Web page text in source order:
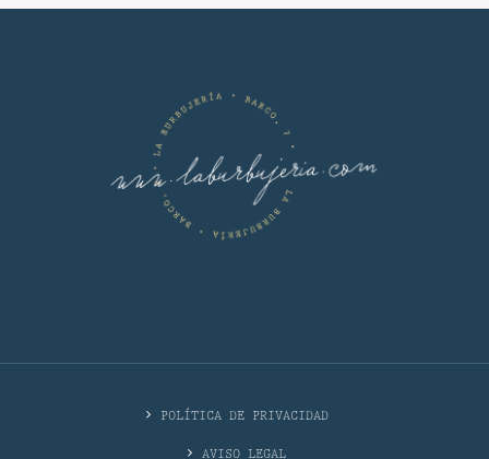
POLÍTICA DE PRIVACIDAD
AVISO LEGAL